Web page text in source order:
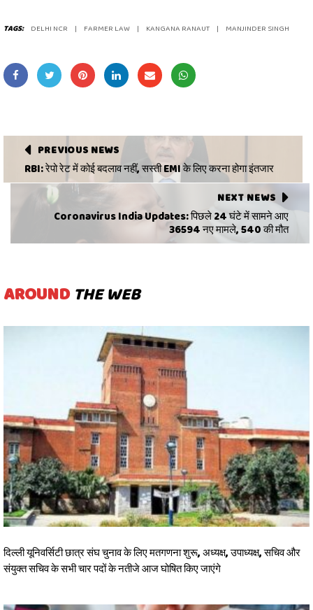
TAGS: DELHI NCR FARMER LAW KANGANA RANAUT MANJINDER SINGH
PREVIOUS NEWS
RBI: रेपो रेट में कोई बदलाव नहीं, सस्ती EMI के लिए करना होगा इंतजार
NEXT NEWS
Coronavirus India Updates: पिछले 24 घंटे में सामने आए
36594 नए मामले, 540 की मौत
AROUND THE WEB
दिल्ली यूनिवर्सिटी छात्र संघ चुनाव के लिए मतगणना शुरू, अध्यक्ष, उपाध्यक्ष, सचिव और
संयुक्त सचिव के सभी चार पदों के नतीजे आज घोषित किए जाएंगे